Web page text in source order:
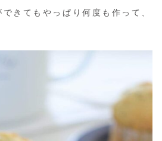
きてもやっぱり何度も作って、